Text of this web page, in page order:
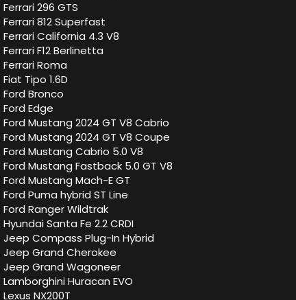
Ferrari 296 GTS
Ferrari 812 Superfast
Ferrari California 4.3 V8
Ferrari F12 Berlinetta
Ferrari Roma
Fiat Tipo 1.6D
Ford Bronco
Ford Edge
Ford Mustang 2024 GT V8 Cabrio
Ford Mustang 2024 GT V8 Coupe
Ford Mustang Cabrio 5.0 V8
Ford Mustang Fastback 5.0 GT V8
Ford Mustang Mach-E GT
Ford Puma hybrid ST Line
Ford Ranger Wildtrak
Hyundai Santa Fe 2.2 CRDI
Jeep Compass Plug-In Hybrid
Jeep Grand Cherokee
Jeep Grand Wagoneer
Lamborghini Huracan EVO
Lexus NX200T